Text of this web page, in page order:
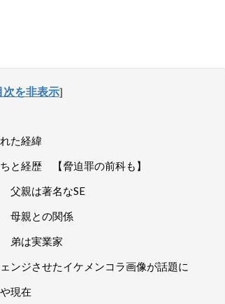
次を非表示]
た経緯
と経歴 【脅迫罪の前科も】
父親は著名なSE
母親との関係
③ 弟は実業家
ンジさせたイケメンコラ画像が話題に
現在